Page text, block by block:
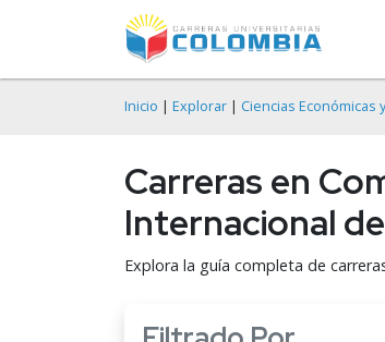
Inicio | Explorar | Ciencias Económicas
Carreras en
Internacional
Explora la guía completa de